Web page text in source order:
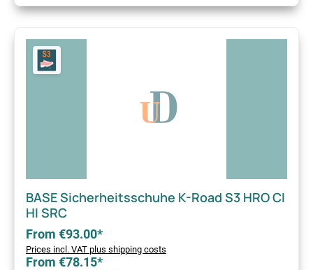
BASE Sicherheitsschuhe K-Road S3 HRO CI
HI SRC
From €93.00*
Prices incl. VAT plus shipping costs
From €78.15*